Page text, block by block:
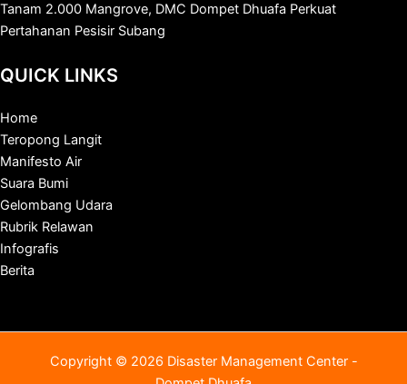
Tanam 2.000 Mangrove, DMC Dompet Dhuafa Perkuat
Pertahanan Pesisir Subang
QUICK LINKS
Home
Teropong Langit
Manifesto Air
Suara Bumi
Gelombang Udara
Rubrik Relawan
Infografis
Berita
Copyright © 2026 Disaster Management Center -